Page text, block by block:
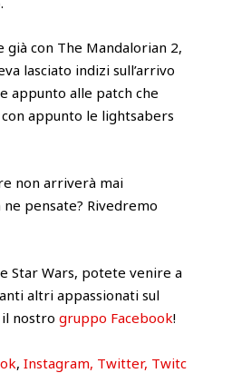
già con The Mandalorian 2,
lasciato indizi sull’arrivo
appunto alle patch che
appunto le lightsabers
non arriverà mai
pensate? Rivedremo
Star Wars, potete venire a
altri appassionati sul
il nostrogruppo Facebook!
,Instagram, Twitter, Twitc